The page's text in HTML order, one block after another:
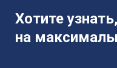
Хотите
на